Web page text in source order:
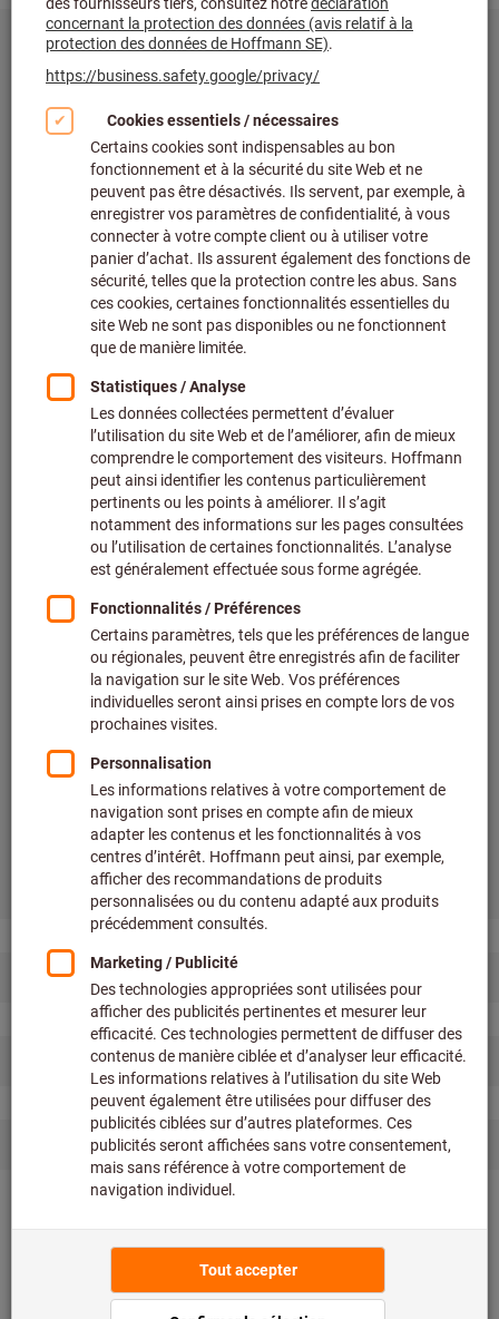
35%
de vibrations en moins
30%
de durée de vie en plus
75%
de taux d'enlèvement des métaux en plus
180%
de performance de coupe en plus